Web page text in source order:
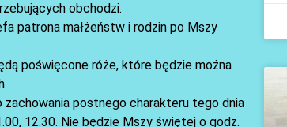
obchodzi.
patrona małżeństw i rodzin po Mszy
poświęcone róże, które będzie można
zachowania postnego charakteru tego dnia
12.30. Nie będzie Mszy świętej o godz.